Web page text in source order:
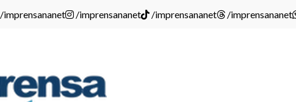
/imprensananet /imprensananet /imprensananet /imprensananet